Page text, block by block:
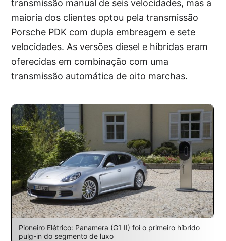
transmissão manual de seis velocidades, mas a
maioria dos clientes optou pela transmissão
Porsche PDK com dupla embreagem e sete
velocidades. As versões diesel e híbridas eram
oferecidas em combinação com uma
transmissão automática de oito marchas.
Pioneiro Elétrico: Panamera (G1 II) foi o primeiro híbrido
pulg-in do segmento de luxo